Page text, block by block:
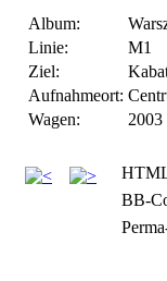
Album:
Linie:
M1
Ziel:
Aufnahmeort:
Wagen:
2003
BB-